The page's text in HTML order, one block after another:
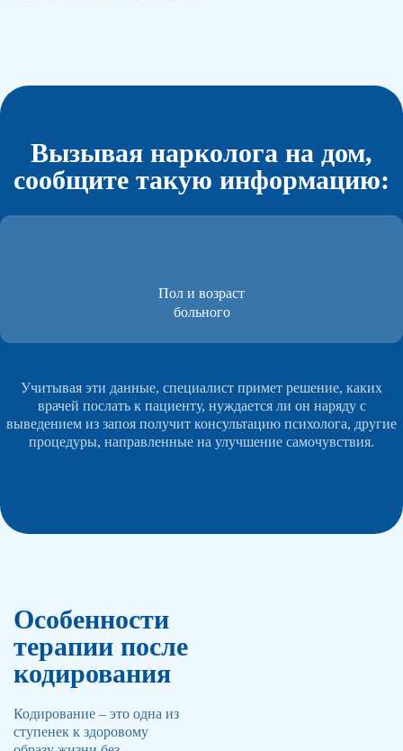
Вызывая нарколога на дом,
сообщите такую информацию:
Пол и возраст
больного
Учитывая эти данные, специалист примет решение, каких
врачей послать к пациенту, нуждается ли он наряду с
выведением из запоя получит консультацию психолога, другие
процедуры, направленные на улучшение самочувствия.
Особенности
терапии после
кодирования
Кодирование – это одна из
ступенек к здоровому